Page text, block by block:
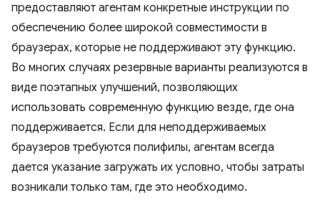
предоставляют агентам конкретные инструкции по
обеспечению более широкой совместимости в
браузерах, которые не поддерживают эту функцию.
Во многих случаях резервные варианты реализуются в
виде поэтапных улучшений, позволяющих
использовать современную функцию везде, где она
поддерживается. Если для неподдерживаемых
браузеров требуются полифилы, агентам всегда
дается указание загружать их условно, чтобы затраты
возникали только там, где это необходимо.